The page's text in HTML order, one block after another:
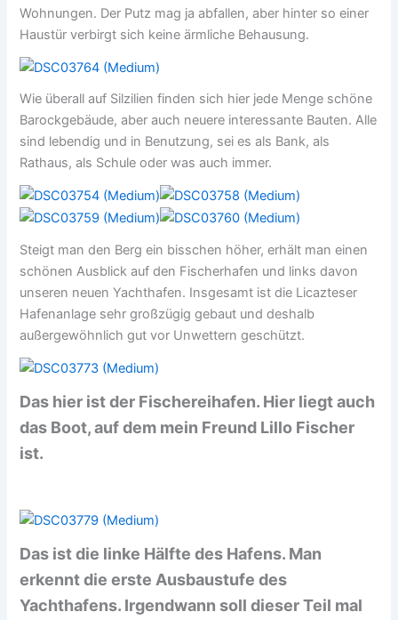
Wohnungen. Der Putz mag ja abfallen, aber hinter so einer
Haustür verbirgt sich keine ärmliche Behausung.
Wie überall auf Silzilien finden sich hier jede Menge schöne
Barockgebäude, aber auch neuere interessante Bauten. Alle
sind lebendig und in Benutzung, sei es als Bank, als
Rathaus, als Schule oder was auch immer.
Steigt man den Berg ein bisschen höher, erhält man einen
schönen Ausblick auf den Fischerhafen und links davon
unseren neuen Yachthafen. Insgesamt ist die Licazteser
Hafenanlage sehr großzügig gebaut und deshalb
außergewöhnlich gut vor Unwettern geschützt.
Das hier ist der Fischereihafen. Hier liegt auch
das Boot, auf dem mein Freund Lillo Fischer
ist.
Das ist die linke Hälfte des Hafens. Man
erkennt die erste Ausbaustufe des
Yachthafens. Irgendwann soll dieser Teil mal